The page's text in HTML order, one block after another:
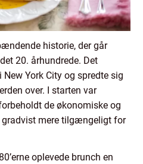
historie, der går
20. århundrede. Det
York City og spredte sig
over. I starten var
de økonomiske og
gradvist mere tilgængeligt for
oplevede brunch en